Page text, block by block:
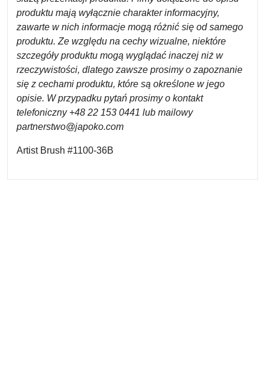
produktu mają wyłącznie charakter informacyjny,
zawarte w nich informacje mogą różnić się od samego
produktu. Ze względu na cechy wizualne, niektóre
szczegóły produktu mogą wyglądać inaczej niż w
rzeczywistości, dlatego zawsze prosimy o zapoznanie
się z cechami produktu, które są określone w jego
opisie. W przypadku pytań prosimy o kontakt
telefoniczny +48 22 153 0441 lub mailowy
partnerstwo@japoko.com
Artist Brush #1100-36B